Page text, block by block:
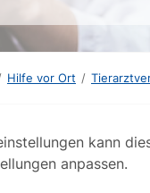
Hilfe vor Ort /
kann
anpassen.